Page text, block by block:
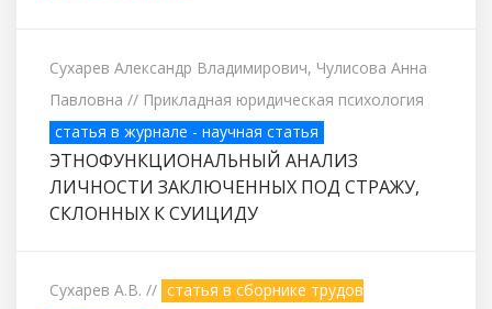
Сухарев Александр Владимирович, Чулисова Анна
Павловна // Прикладная юридическая психология
статья в журнале - научная статья
ЭТНОФУНКЦИОНАЛЬНЫЙ АНАЛИЗ
ЛИЧНОСТИ ЗАКЛЮЧЕННЫХ ПОД СТРАЖУ,
СКЛОННЫХ К СУИЦИДУ
Сухарев А.В. // статья в сборнике трудов